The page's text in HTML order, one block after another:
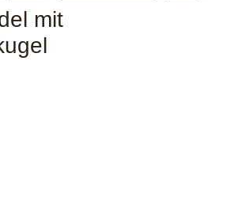
mit